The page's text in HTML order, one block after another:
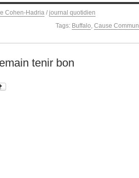
Cohen-Hadria / journal quotidien
Tags: Buffalo Cause
tenir bon